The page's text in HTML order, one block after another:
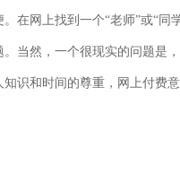
网上找到一个“老师”或“同
当然，一个很现实的问题是
识和时间的尊重，网上付费